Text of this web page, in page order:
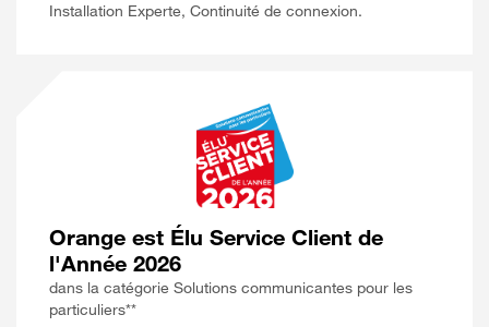
Installation Experte, Continuité de connexion.
Orange est Élu Service Client de
l'Année 2026
dans la catégorie Solutions communicantes pour les
particuliers**